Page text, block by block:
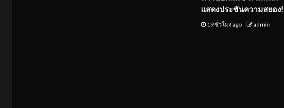
แสดงประชันความสยอง!
19 ชั่วโมง ago admin